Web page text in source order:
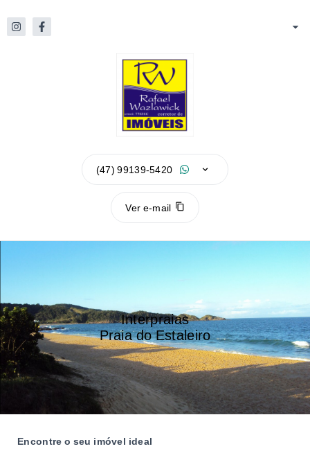
Ver e-mail
(47) 99139-5420
Interpraias
Praia do Estaleiro
Encontre o seu imóvel ideal